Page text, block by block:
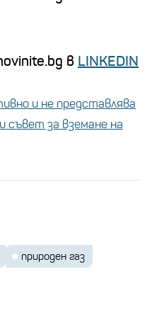
в LINKEDIN
и не представлява
съвет за вземане на
природен газ